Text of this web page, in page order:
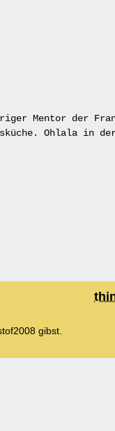
Mentor der
Ohlala in
gibst.